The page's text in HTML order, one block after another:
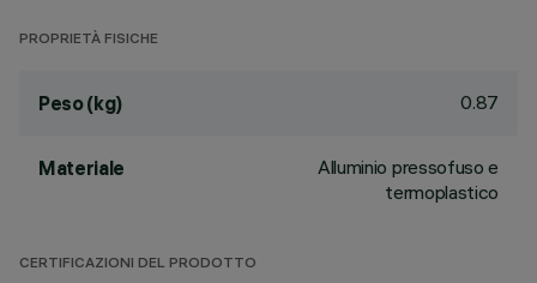
PROPRIETÀ FISICHE
Peso (kg) 0.87
Materiale
Alluminio pressofuso e
termoplastico
CERTIFICAZIONI DEL PRODOTTO